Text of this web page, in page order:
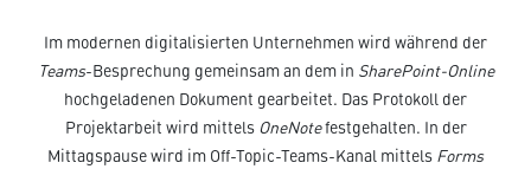
Im modernen digitalisierten Unternehmen wird während der
Teams-Besprechung gemeinsam an dem in SharePoint-Online
hochgeladenen Dokument gearbeitet. Das Protokoll der
Projektarbeit wird mittels OneNotefestgehalten. In der
Mittagspause wird im Off-Topic-Teams-Kanal mittels Forms